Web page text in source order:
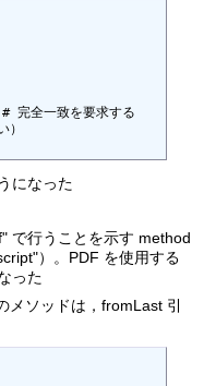
全一致を要求する
になった
で行うことを示す method
）。PDF を使用する
った
ソッドは，fromLast 引